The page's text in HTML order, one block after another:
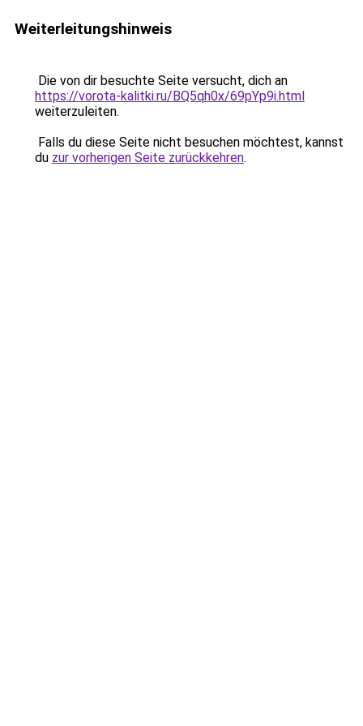
Weiterleitungshinweis
Die von dir besuchte Seite versucht, dich an
https://vorota-kalitki.ru/BQ5qh0x/69pYp9i.html
weiterzuleiten.
Falls du diese Seite nicht besuchen möchtest, kannst
du zur vorherigen Seite zurückkehren.